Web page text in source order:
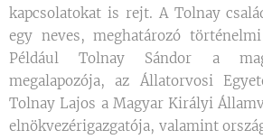
kapcsolatokat is rejt. A Tolnay
egy neves, meghatározó
Például Tolnay Sándor a
megalapozója, az Állatorvosi
Tolnay Lajos a Magyar Királyi
elnökvezérigazgatója, valamint